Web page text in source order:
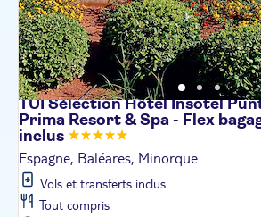
TUI Sélection Hôtel Insotel
Prima Resort & Spa - Flex
inclus
Espagne, Baléares, Minorque
Vols et transferts inclus
Tout compris